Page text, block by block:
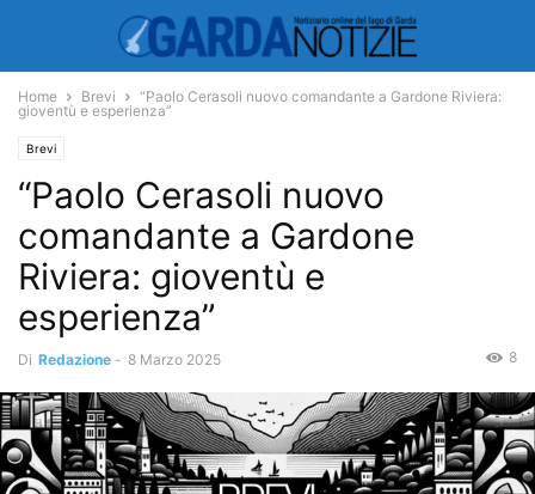
Home Brevi
“Paolo Cerasoli nuovo comandante a Gardone Riviera:
gioventù e esperienza”
Brevi
“Paolo Cerasoli nuovo
comandante a Gardone
Riviera: gioventù e
esperienza”
Di Redazione - 8 Marzo 2025 8